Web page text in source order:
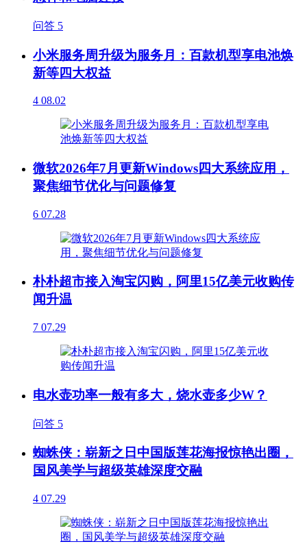
问答 5
小米服务周升级为服务月：百款机型享电池焕
新等四大权益
4 08.02
微软2026年7月更新Windows四大系统应用，
聚焦细节优化与问题修复
6 07.28
朴朴超市接入淘宝闪购，阿里15亿美元收购传
闻升温
7 07.29
电水壶功率一般有多大，烧水壶多少W？
问答 5
蜘蛛侠：崭新之日中国版莲花海报惊艳出圈，
国风美学与超级英雄深度交融
4 07.29